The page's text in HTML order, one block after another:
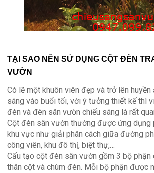
TẠI SAO NÊN SỬ DỤNG CỘT ĐÈN
VƯỜN
Có lẽ một khuôn viên đẹp và trở lên
sáng vào buổi tối, với ý tưởng thiết kế thì
đèn và đèn sân vườn chiếu sáng là rất
Cột đèn sân vườn thường được ứng dụng
khu vực như giải phân cách giữa đường
công viên, khu đô thị, biệt thự,…
Cấu tạo cột đèn sân vườn gồm 3 bộ phận
thân cột và chùm đèn. Mỗi bộ phận được